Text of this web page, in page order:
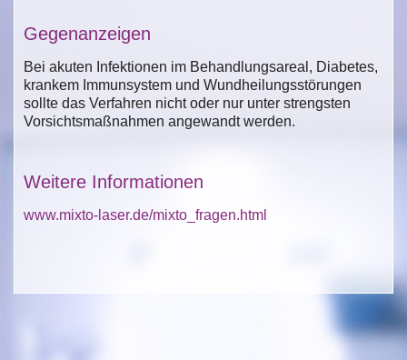
Gegenanzeigen
Bei akuten Infektionen im Behandlungsareal, Diabetes,
krankem Immunsystem und Wundheilungsstörungen
sollte das Verfahren nicht oder nur unter strengsten
Vorsichtsmaßnahmen angewandt werden.
Weitere Informationen
www.mixto-laser.de/mixto_fragen.html